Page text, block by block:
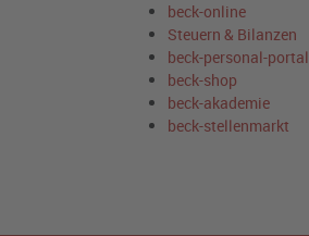
beck-online
Steuern & Bilanzen
beck-personal-portal
beck-shop
beck-akademie
beck-stellenmarkt